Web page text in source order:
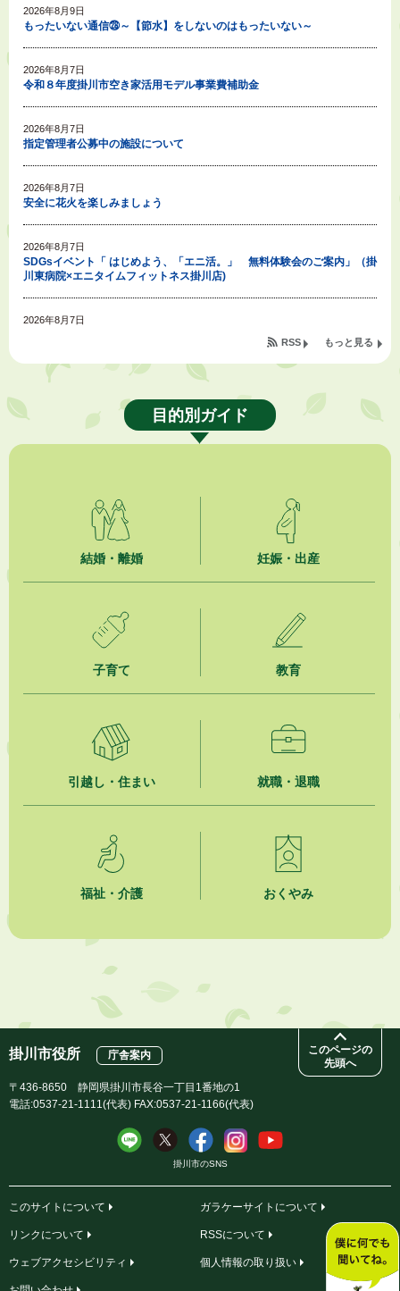
2026年8月9日
もったいない通信㉘～【節水】をしないのはもったいない～
2026年8月7日
令和８年度掛川市空き家活用モデル事業費補助金
2026年8月7日
指定管理者公募中の施設について
2026年8月7日
安全に花火を楽しみましょう
2026年8月7日
SDGsイベント「 はじめよう、「エニ活。」 無料体験会のご案内」（掛
川東病院×エニタイムフィットネス掛川店)
2026年8月7日
2026年8月6日
令和８年度公民館等（大東北公民館、大須賀中央公民館）講座のお知らせ
就職・転職相談会のご案内
2026年8月6日
ジュビロ磐田（情報提供・お知らせ）
【日本DX大賞2026】ポスターセッション最優秀賞を受賞しました！
2026年8月4日
市民の勇気ある応急手当に感謝状を贈呈しました
夏季休暇期間 開業医等診療予定
企業版ふるさと納税（地方創生応援税制）のお願い
もっと見る
RSS
目的別ガイド
結婚・離婚 妊娠・出産
子育て 教育
引越し・住まい 就職・退職
福祉・介護 おくやみ
このページの
先頭へ
掛川市役所 庁舎案内
〒436-8650 静岡県掛川市長谷一丁目1番地の1
電話:0537-21-1111(代表) FAX:0537-21-1166(代表)
掛川市のSNS
このサイトについて ガラケーサイトについて
リンクについて RSSについて
ウェブアクセシビリティ 個人情報の取り扱い